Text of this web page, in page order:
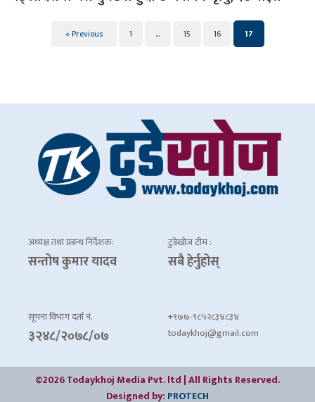
« Previous 1 … 15 16 17
अध्यक्ष तथा प्रबन्ध निर्देशक:
सन्तोष कुमार यादव
टुडेखोज टीम :
सबै हेर्नुहोस्
सूचना विभाग दर्ता नं.
३२४८/२०७८/०७
+९७७-९८५२८३४८३४
todaykhoj@gmail.com
©2026 Todaykhoj Media Pvt. ltd | All Rights Reserved.
Designed by: PROTECH